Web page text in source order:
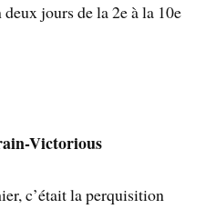
jours de la 2e à la 10e
Victorious
c’était la perquisition